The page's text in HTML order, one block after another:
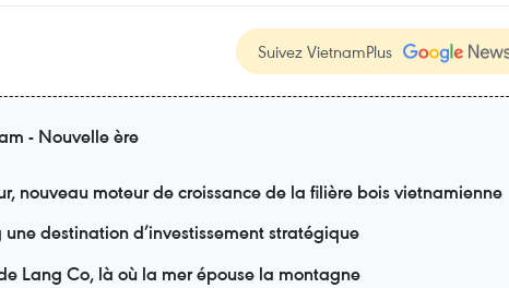
Suivez VietnamPlus
- Nouvelle ère
nouveau moteur de croissance de la filière bois vietnamienne
destination d’investissement stratégique
Lang Co, là où la mer épouse la montagne